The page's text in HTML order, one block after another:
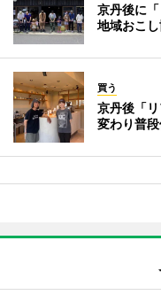
京丹後に
地域おこ
買う
京丹後「
変わり普